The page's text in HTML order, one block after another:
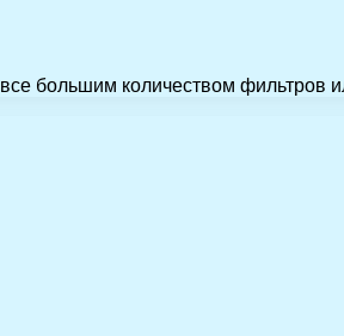
большим количеством фильтров